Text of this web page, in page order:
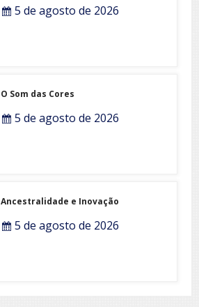
5 de agosto de 2026
O Som das Cores
5 de agosto de 2026
Ancestralidade e Inovação
5 de agosto de 2026